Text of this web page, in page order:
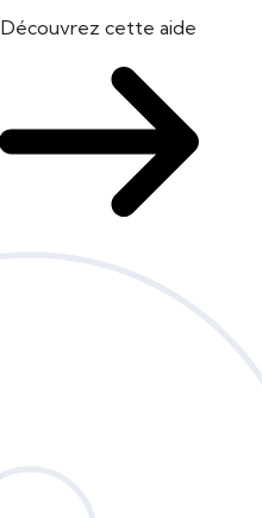
Découvrez cette aide